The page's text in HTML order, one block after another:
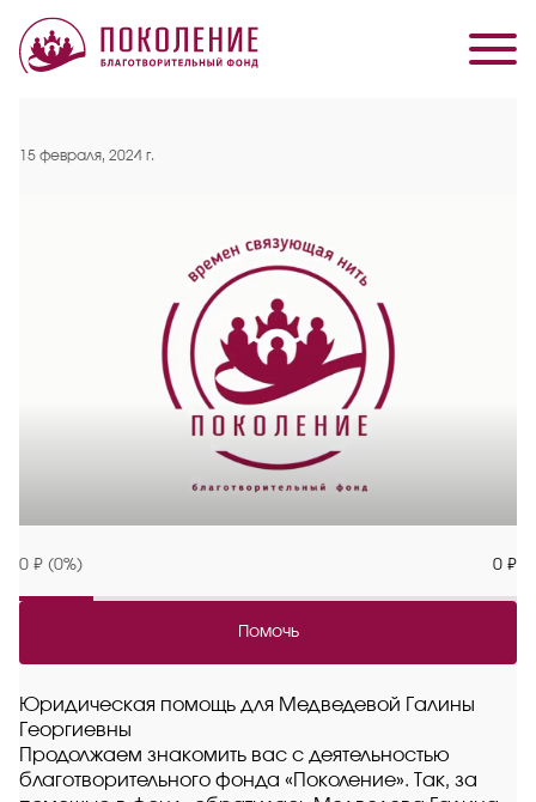
15 февраля, 2024 г.
0 ₽ (0%) 0 ₽
Помочь
Юридическая помощь для Медведевой Галины
Георгиевны
Продолжаем знакомить вас с деятельностью
благотворительного фонда «Поколение». Так, за